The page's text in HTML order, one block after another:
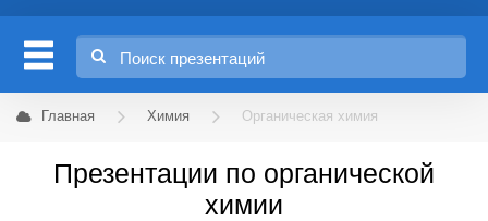
Главная Химия Органическая химия
Презентации по органической
химии